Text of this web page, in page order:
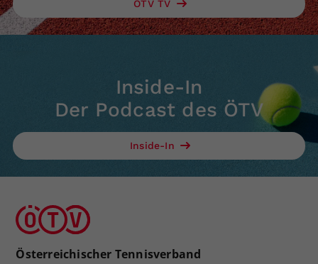
ÖTV TV
Inside-In
Der Podcast des ÖTV
Inside-In
Österreichischer Tennisverband